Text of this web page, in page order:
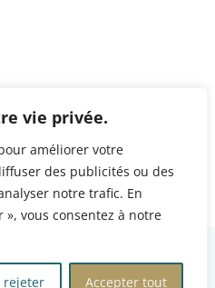
vie privée.
améliorer votre
des publicités ou des
notre trafic. En
vous consentez à notre
rejeter Accepter tout
· Tous droits réservés.